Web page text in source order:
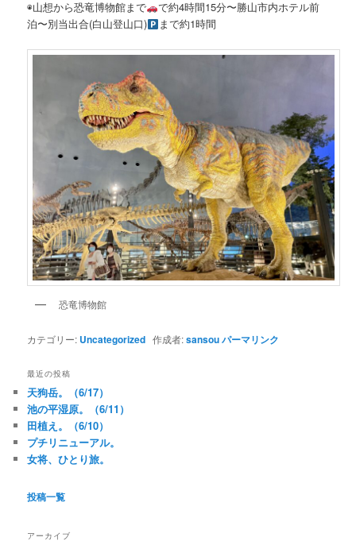
◉山想から恐竜博物館まで
で約4時間15分〜勝山市内ホテル前
泊〜別当出合(白山登山口)
まで約1時間
恐竜博物館
カテゴリー: Uncategorized 作成者:sansouパーマリンク
最近の投稿
天狗岳。（6/17）
池の平湿原。（6/11）
田植え。（6/10）
プチリニューアル。
女将、ひとり旅。
投稿一覧
アーカイブ